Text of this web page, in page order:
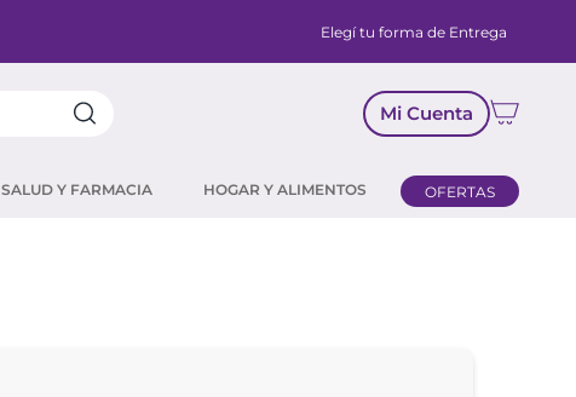
Elegí tu forma de Entrega
Mi Cuenta
SALUD Y FARMACIA HOGAR Y ALIMENTOS OFERTAS